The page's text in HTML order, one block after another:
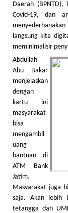
Daerah
Covid-19, dan
langsung kita
meminimalisir
Abdullah
Abu Bakar
menjelaskan
dengan
kartu ini
masyarakat
bisa
mengambil
uang
bantuan di
ATM Bank
Jatim.
Masyarakat juga
saja. Akan lebih
tetangga dan